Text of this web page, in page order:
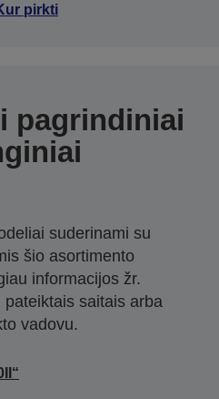
pirkti
pagrindiniai
suderinami su
šio asortimento
informacijos žr.
saitais arba
vadovu.